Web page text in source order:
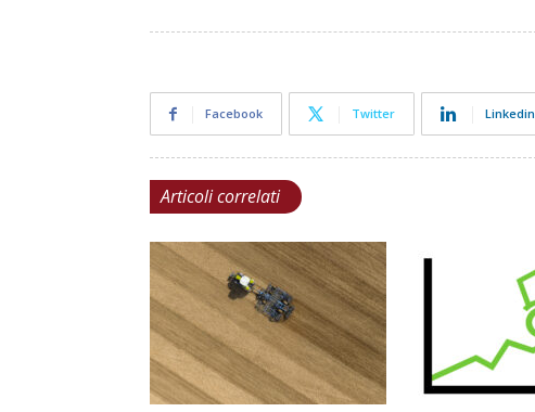
Facebook Twitter Linkedin
Articoli correlati